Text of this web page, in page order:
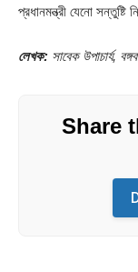
প্রধানমন্ত্রী যেনো সন্তুষ্টি
লেখক: সাবেক উপাচার্য,
Share